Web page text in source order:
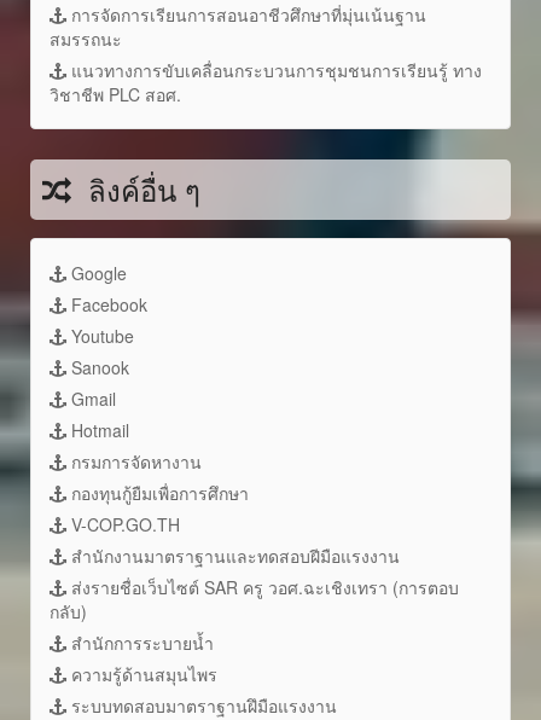
การจัดการเรียนการสอนอาชีวศึกษาที่มุ่นเน้นฐาน
สมรรถนะ
แนวทางการขับเคลื่อนกระบวนการชุมชนการเรียนรู้ ทาง
วิชาชีพ PLC สอศ.
ลิงค์อื่น ๆ
Google
Facebook
Youtube
Sanook
Gmail
Hotmail
กรมการจัดหางาน
กองทุนกู้ยืมเพื่อการศึกษา
V-COP.GO.TH
สำนักงานมาตราฐานและทดสอบฝีมือแรงงาน
ส่งรายชื่อเว็บไซต์ SAR ครู วอศ.ฉะเชิงเทรา (การตอบ
กลับ)
สำนักการระบายน้ำ
ความรู้ด้านสมุนไพร
ระบบทดสอบมาตราฐานฝึมือแรงงาน